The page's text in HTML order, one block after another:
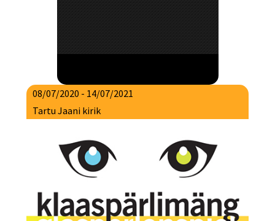
08/07/2020 - 14/07/2021
Tartu Jaani kirik